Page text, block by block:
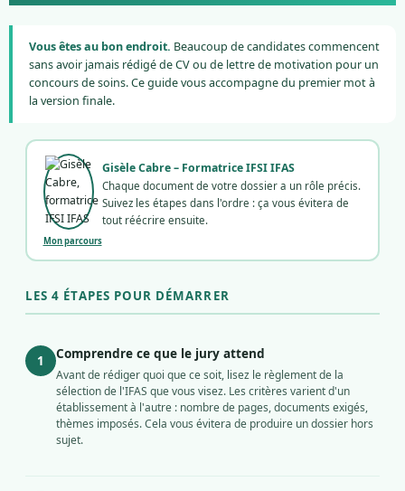
Vous êtes au bon endroit. Beaucoup de candidates commencent
sans avoir jamais rédigé de CV ou de lettre de motivation pour un
concours de soins. Ce guide vous accompagne du premier mot à
la version finale.
Mon parcours
Gisèle Cabre – Formatrice IFSI IFAS
Chaque document de votre dossier a un rôle précis.
Suivez les étapes dans l'ordre : ça vous évitera de
tout réécrire ensuite.
LES 4 ÉTAPES POUR DÉMARRER
1 Comprendre ce que le jury attend
Avant de rédiger quoi que ce soit, lisez le règlement de la
sélection de l'IFAS que vous visez. Les critères varient d'un
établissement à l'autre : nombre de pages, documents exigés,
thèmes imposés. Cela vous évitera de produire un dossier hors
sujet.